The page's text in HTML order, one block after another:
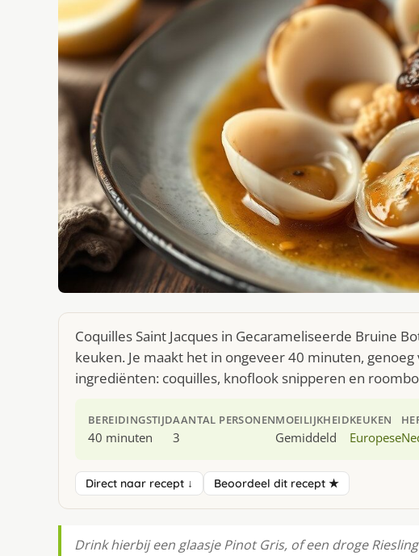
Coquilles Saint Jacques in Gecarameliseerde Bruine
keuken. Je maakt het in ongeveer 40 minuten,
ingrediënten: coquilles, knoflook snipperen en
BEREIDINGSTIJD
40 minuten
AANTAL PERSONEN
3
MOEILIJKHEID
Gemiddeld
KEUKEN
Europese
Direct naar recept ↓ Beoordeel dit recept ★
Drink hierbij een glaasje Pinot Gris, of een droge